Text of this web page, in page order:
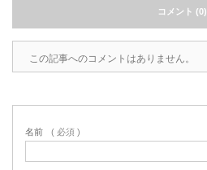
コメント (0)
この記事へのコメントはありません。
名前 ( 必須 )